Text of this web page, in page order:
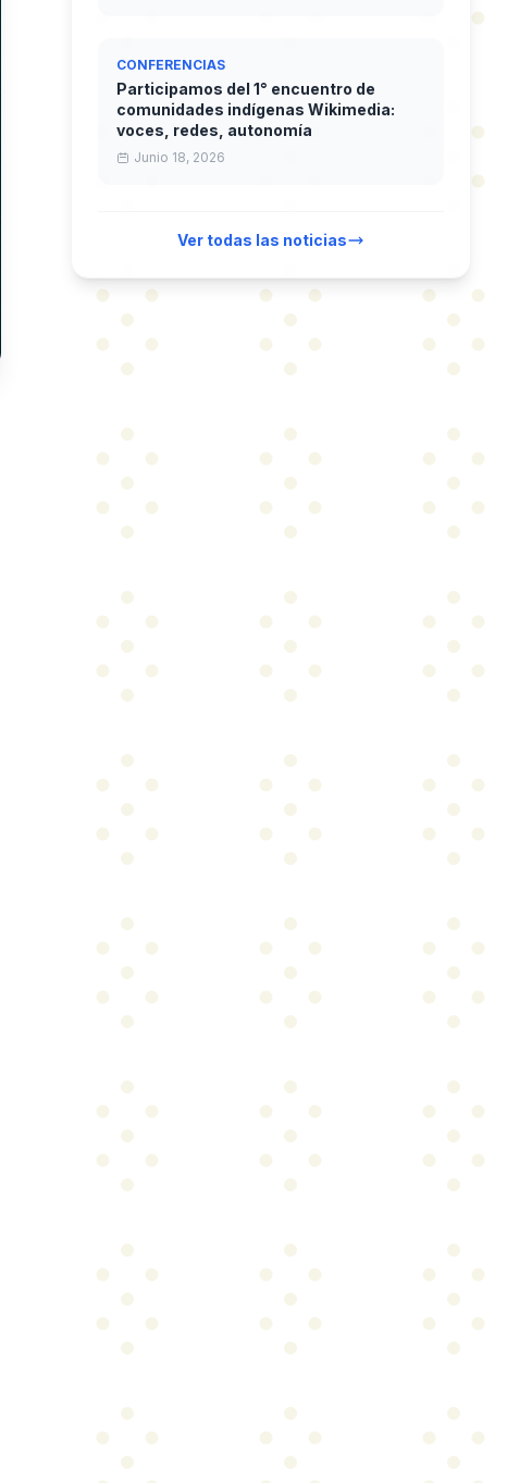
CONFERENCIAS
Participamos del 1° encuentro de
comunidades indígenas Wikimedia:
voces, redes, autonomía
Junio 18, 2026
Ver todas las noticias